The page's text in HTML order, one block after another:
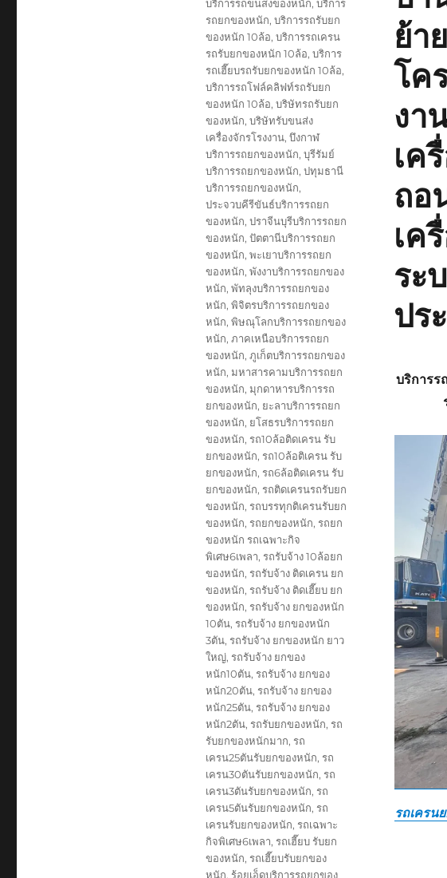
ย้า
โค
งา
เค
ถอ
เค
ระ
ปร
บริการร
รถเครน
บริการรถขนสงของหนัก, บริการ
รถยกของหนัก, บริการรถรับยก
ของหนัก 10ล้อ, บริการรถเครน
รถรับยกของหนัก 10ล้อ, บริการ
รถเฮี๊ยบรถรับยกของหนัก 10ล้อ,
บริการรถโฟล์คลิฟท์รถรับยก
ของหนัก 10ล้อ, บริษัทรถรับยก
ของหนัก, บริษัทรับขนส่ง
เครื่องจักรโรงงาน, บึงกาฬ
บริการรถยกของหนัก, บุรีรัมย์
บริการรถยกของหนัก, ปทุมธานี
บริการรถยกของหนัก,
ประจวบคีรีขันธ์บริการรถยก
ของหนัก, ปราจีนบุรีบริการรถยก
ของหนัก, ปัตตานีบริการรถยก
ของหนัก, พะเยาบริการรถยก
ของหนัก, พังงาบริการรถยกของ
หนัก, พัทลุงบริการรถยกของ
หนัก, พิจิตรบริการรถยกของ
หนัก, พิษณุโลกบริการรถยกของ
หนัก, ภาคเหนือบริการรถยก
ของหนัก, ภูเก็ตบริการรถยกของ
หนัก, มหาสารคามบริการรถยก
ของหนัก, มุกดาหารบริการรถ
ยกของหนัก, ยะลาบริการรถยก
ของหนัก, ยโสธรบริการรถยก
ของหนัก, รถ10ล้อติดเครน รับ
ยกของหนัก, รถ10ล้อติเครน รับ
ยกของหนัก, รถ6ล้อติดเครน รับ
ยกของหนัก, รถติดเครนรถรับยก
ของหนัก, รถบรรทุกติเครนรับยก
ของหนัก, รถยกของหนัก, รถยก
ของหนัก รถเฉพาะกิจ
พิเศษ6เพลา, รถรับจ้าง 10ล้อยก
ของหนัก, รถรับจ้าง ติดเครน ยก
ของหนัก, รถรับจ้าง ติดเฮี๊ยบ ยก
ของหนัก, รถรับจ้าง ยกของหนัก
10ตัน, รถรับจ้าง ยกของหนัก
3ตัน, รถรับจ้าง ยกของหนัก ยาว
ใหญ่, รถรับจ้าง ยกของ
หนัก10ตัน, รถรับจ้าง ยกของ
หนัก20ตัน, รถรับจ้าง ยกของ
หนัก25ตัน, รถรับจ้าง ยกของ
หนัก2ตัน, รถรับยกของหนัก, รถ
รับยกของหนักมาก, รถ
เครน25ตันรับยกของหนัก, รถ
เครน30ตันรับยกของหนัก, รถ
เครน3ตันรับยกของหนัก, รถ
เครน5ตันรับยกของหนัก, รถ
เครนรับยกของหนัก, รถเฉพาะ
กิจพิเศษ6เพลา, รถเฮี๊ยบ รับยก
ของหนัก, รถเฮี๊ยบรับยกของ
หนัก, ร้อยเอ็ดบริการรถยกของ